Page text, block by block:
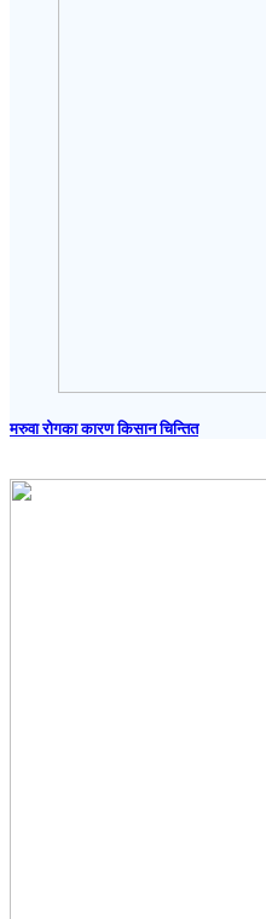
मरुवा रोगका कारण किसान चिन्तित